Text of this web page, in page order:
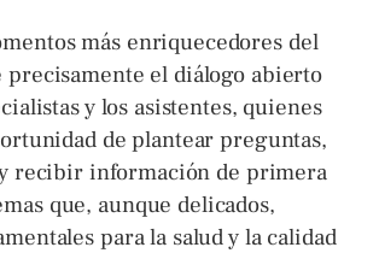
más enriquecedores del
el diálogo abierto
y los asistentes, quienes
de plantear preguntas,
recibir información de primera
que, aunque delicados,
para la salud y la calidad